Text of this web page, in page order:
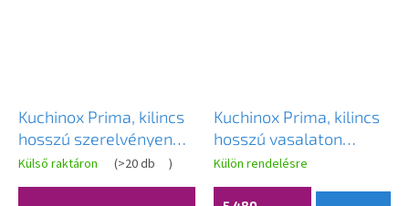
Kuchinox Prima, kilincs
hosszú szerelvényen
WC-zárhoz, patinás,
LAV-KPR_413A
Külső raktáron (>20 db )
Kuchinox Prima, kilincs
hosszú vasalaton
beltéri ajtókhoz,
patinás, LAV-KPR_414A
Külön rendelésre